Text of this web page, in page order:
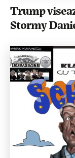
Trump
Stormy